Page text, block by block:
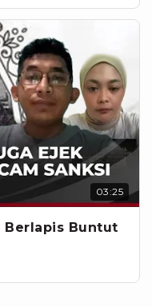
03:25
Berlapis Buntut